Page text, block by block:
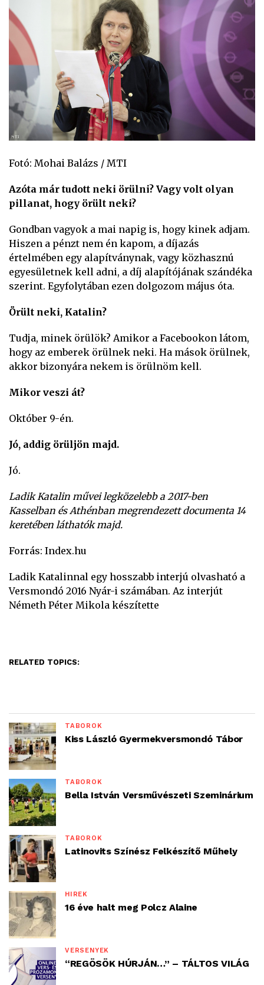
Fotó: Mohai Balázs / MTI
Azóta már tudott neki örülni? Vagy volt olyan
pillanat, hogy örült neki?
Gondban vagyok a mai napig is, hogy kinek adjam.
Hiszen a pénzt nem én kapom, a díjazás
értelmében egy alapítványnak, vagy közhasznú
egyesületnek kell adni, a díj alapítójának szándéka
szerint. Egyfolytában ezen dolgozom május óta.
Örült neki, Katalin?
Tudja, minek örülök? Amikor a Facebookon látom,
hogy az emberek örülnek neki. Ha mások örülnek,
akkor bizonyára nekem is örülnöm kell.
Mikor veszi át?
Október 9-én.
Jó, addig örüljön majd.
Jó.
Ladik Katalin művei legközelebb a 2017-ben
Kasselban és Athénban megrendezett documenta 14
keretében láthatók majd.
Forrás: Index.hu
Ladik Katalinnal egy hosszabb interjú olvasható a
Versmondó 2016 Nyár-i számában. Az interjút
Németh Péter Mikola készítette
RELATED TOPICS:
TÁBOROK
Kiss László Gyermekversmondó Tábor
TÁBOROK
Bella István Versművészeti Szeminárium
TÁBOROK
Latinovits Színész Felkészítő Műhely
HÍREK
16 éve halt meg Polcz Alaine
VERSENYEK
“REGÖSÖK HÚRJÁN…” – TÁLTOS VILÁG